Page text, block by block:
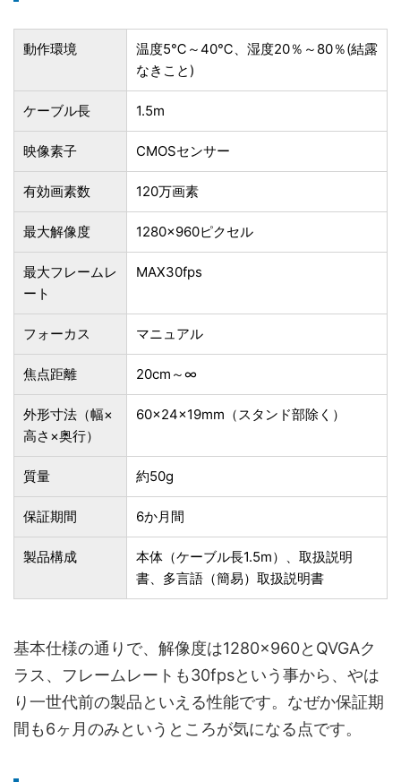
動作環境
温度5℃～40℃、湿度20％～80％(結露
なきこと)
ケーブル長 1.5m
映像素子 CMOSセンサー
有効画素数 120万画素
最大解像度 1280×960ピクセル
最大フレームレ
ート
MAX30fps
フォーカス マニュアル
焦点距離 20cm～∞
外形寸法（幅×
高さ×奥行）
60×24×19mm（スタンド部除く）
質量 約50g
保証期間 6か月間
製品構成
本体（ケーブル長1.5m）、取扱説明
書、多言語（簡易）取扱説明書
基本仕様の通りで、解像度は1280×960とQVGAク
ラス、フレームレートも30fpsという事から、やは
り一世代前の製品といえる性能です。なぜか保証期
間も6ヶ月のみというところが気になる点です。